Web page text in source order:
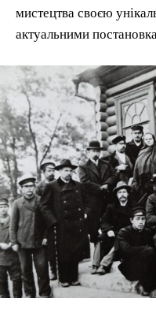
мистецтва своєю
актуальними